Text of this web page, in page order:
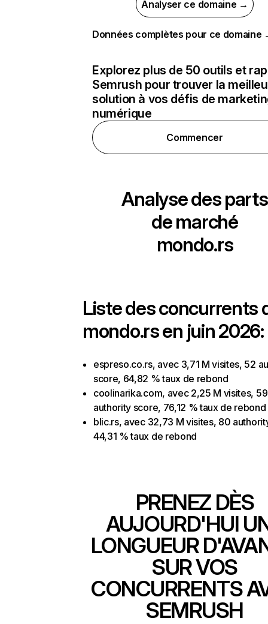
Analyser ce domaine →
Données complètes pour ce domaine
Explorez plus de 50 outils et
Semrush pour trouver la
solution à vos défis de
numérique
Commencer
Analyse des parts
de marché
mondo.rs
Liste des concurrents
mondo.rs en juin 2026:
espreso.co.rs, avec 3,71 M visites, 52
score, 64,82 % taux de rebond
coolinarika.com, avec 2,25 M visites, 59
authority score, 76,12 % taux de rebond
blic.rs, avec 32,73 M visites, 80
44,31 % taux de rebond
PRENEZ DÈS
AUJOURD'HUI
LONGUEUR
SUR VOS
CONCURRENTS
SEMRUSH